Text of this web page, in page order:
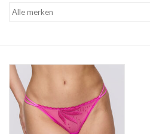
Solden
Badmode
Lingerie-accessoires